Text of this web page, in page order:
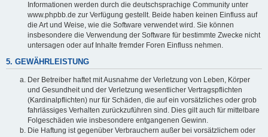
Informationen werden durch die deutschsprachige Community unter
www.phpbb.de zur Verfügung gestellt. Beide haben keinen Einfluss auf
die Art und Weise, wie die Software verwendet wird. Sie können
insbesondere die Verwendung der Software für bestimmte Zwecke nicht
untersagen oder auf Inhalte fremder Foren Einfluss nehmen.
5. GEWÄHRLEISTUNG
Der Betreiber haftet mit Ausnahme der Verletzung von Leben, Körper
und Gesundheit und der Verletzung wesentlicher Vertragspflichten
(Kardinalpflichten) nur für Schäden, die auf ein vorsätzliches oder grob
fahrlässiges Verhalten zurückzuführen sind. Dies gilt auch für mittelbare
Folgeschäden wie insbesondere entgangenen Gewinn.
Die Haftung ist gegenüber Verbrauchern außer bei vorsätzlichem oder